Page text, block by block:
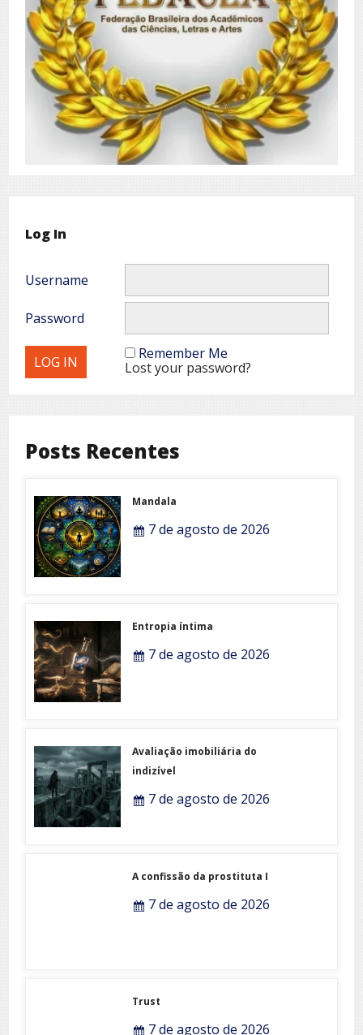
Log In
Username
Password
Remember Me
Lost your password?
Posts Recentes
Mandala
7 de agosto de 2026
Entropia íntima
7 de agosto de 2026
Avaliação imobiliária do
indizível
7 de agosto de 2026
A confissão da prostituta I
7 de agosto de 2026
Trust
7 de agosto de 2026